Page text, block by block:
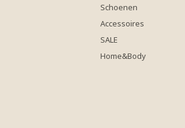
Schoenen
Accessoires
SALE
Home&Body